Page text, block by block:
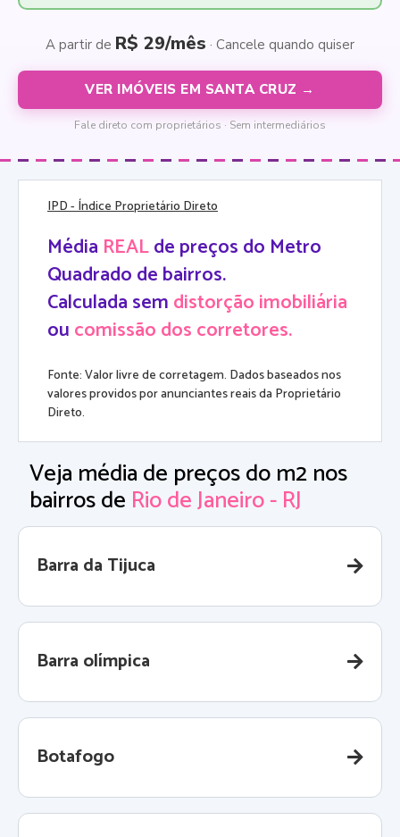
A partir de R$ 29/mês · Cancele quando quiser
VER IMÓVEIS EM SANTA CRUZ →
Fale direto com proprietários · Sem intermediários
IPD- Índice Proprietário Direto
Média REALde preços do Metro
Quadrado de bairros.
Calculada semdistorção imobiliária
oucomissão dos corretores.
Fonte: Valor livre de corretagem. Dados baseados nos
valores providos por anunciantes reais da Proprietário
Direto.
Veja média de preços do m2 nos
bairros de Rio de Janeiro - RJ
Barra da Tijuca
Barra olímpica
Botafogo